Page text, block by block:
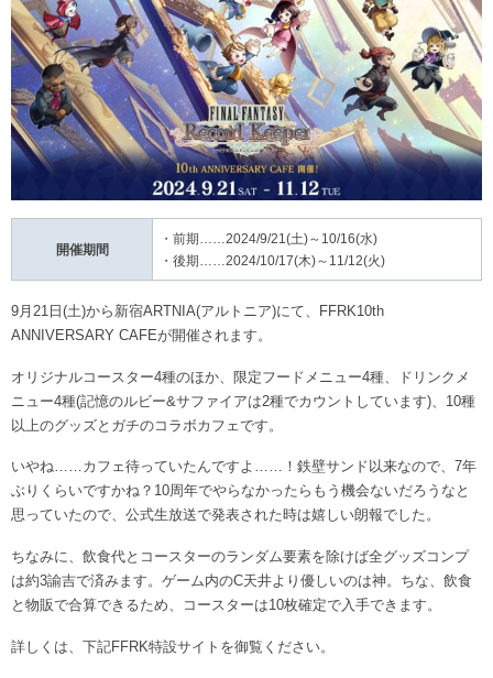
開催期間
・前期……2024/9/21(土)～10/16(水)
・後期……2024/10/17(木)～11/12(火)
9月21日(土)から新宿ARTNIA(アルトニア)にて、FFRK10th
ANNIVERSARY CAFEが開催されます。
オリジナルコースター4種のほか、限定フードメニュー4種、ドリンクメ
ニュー4種(記憶のルビー&サファイアは2種でカウントしています)、10種
以上のグッズとガチのコラボカフェです。
いやね……カフェ待っていたんですよ……！鉄壁サンド以来なので、7年
ぶりくらいですかね？10周年でやらなかったらもう機会ないだろうなと
思っていたので、公式生放送で発表された時は嬉しい朗報でした。
ちなみに、飲食代とコースターのランダム要素を除けば全グッズコンプ
は約3諭吉で済みます。ゲーム内のC天井より優しいのは神。ちな、飲食
と物販で合算できるため、コースターは10枚確定で入手できます。
詳しくは、下記FFRK特設サイトを御覧ください。